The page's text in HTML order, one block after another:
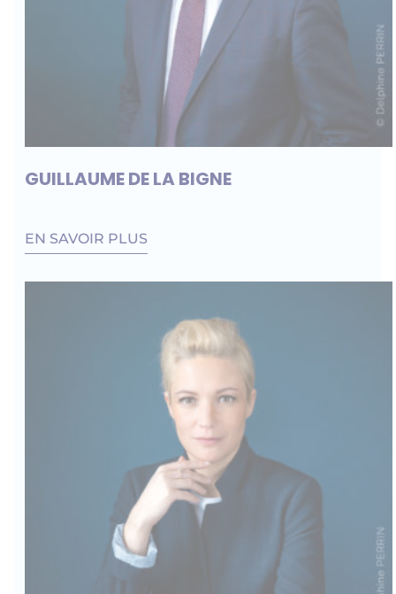
GUILLAUME DE LA BIGNE
EN SAVOIR PLUS